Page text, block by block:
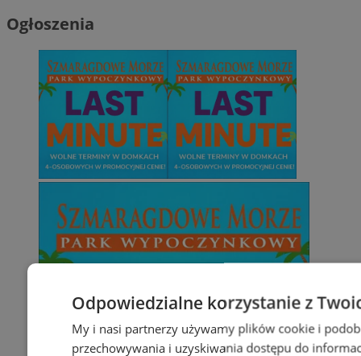
Ogłoszenia
Odpowiedzialne korzystanie z
My i nasi partnerzy używamy plików cookie i
przechowywania i uzyskiwania dostępu do